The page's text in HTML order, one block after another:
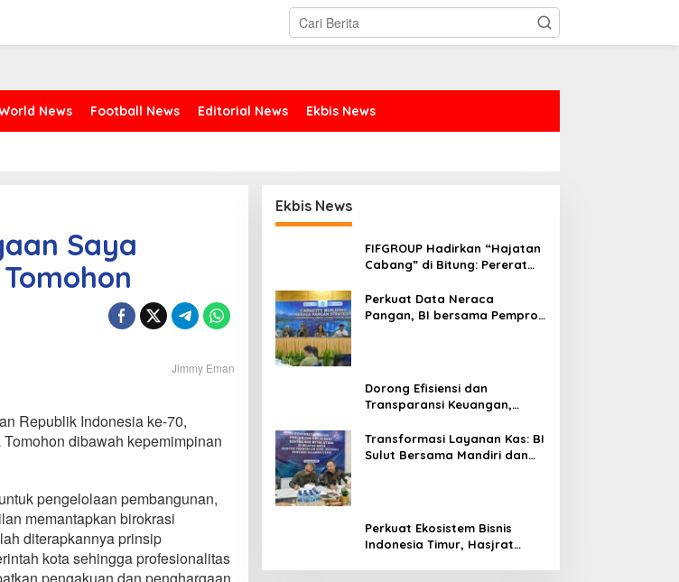
News Football News Editorial News Ekbis News
Saya
Jimmy Eman
Republik Indonesia ke-70,
dibawah kepemimpinan
pengelolaan pembangunan,
memantapkan birokrasi
diterapkannya prinsip
kota sehingga profesionalitas
Ekbis News
FIFGROUP Hadirkan “Hajatan
Cabang” di Bitung: Pererat
Lokal & Tawarkan Beragam
Promo Khusus
Perkuat Data Neraca
Pangan, BI bersama Pemprov
Dorong Efisiensi dan
Transparansi Keuangan,
Digitalisasi Transaksi
Bersama BI Sulut
Transformasi Layanan Kas: BI
Sulut Bersama Mandiri dan
Perkuat Ekosistem Bisnis
Indonesia Timur, Hasjrat